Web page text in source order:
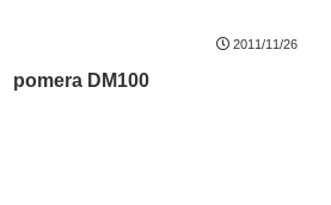
2011/11/26
pomera DM100